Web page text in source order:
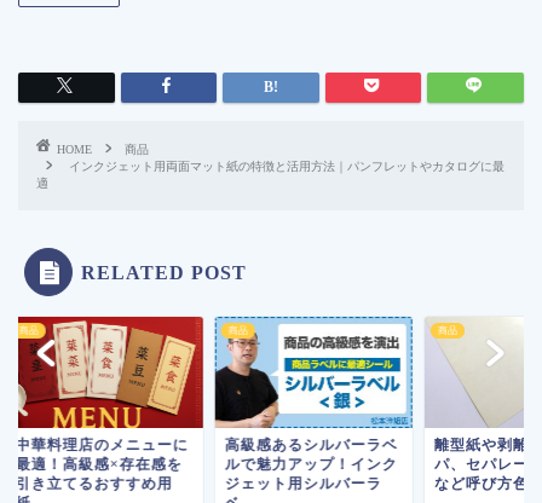
HOME
商品
インクジェット用両面マット紙の特徴と活用方法｜パンフレットやカタログに最
適
RELATED POST
料理店のメニューに
！高級感×存在感を
立てるおすすめ用
商品
高級感あるシルバーラベ
ルで魅力アップ！インク
ジェット用シルバーラ
商品
離型紙や剥離紙やキ
パ、セパレーター、
など呼び方色々